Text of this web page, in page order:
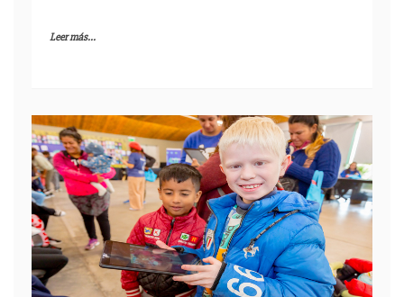
Leer más...